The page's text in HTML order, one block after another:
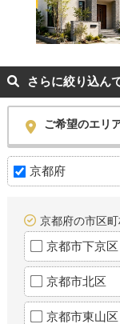
さらに絞り込ん
ご希望のエリ
京都府
京都府の市区
京都市下京区
京都市北区
京都市東山区